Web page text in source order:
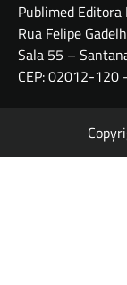
Publimed Editora
Rua Felipe
Sala 55 –
CEP: 02012-120